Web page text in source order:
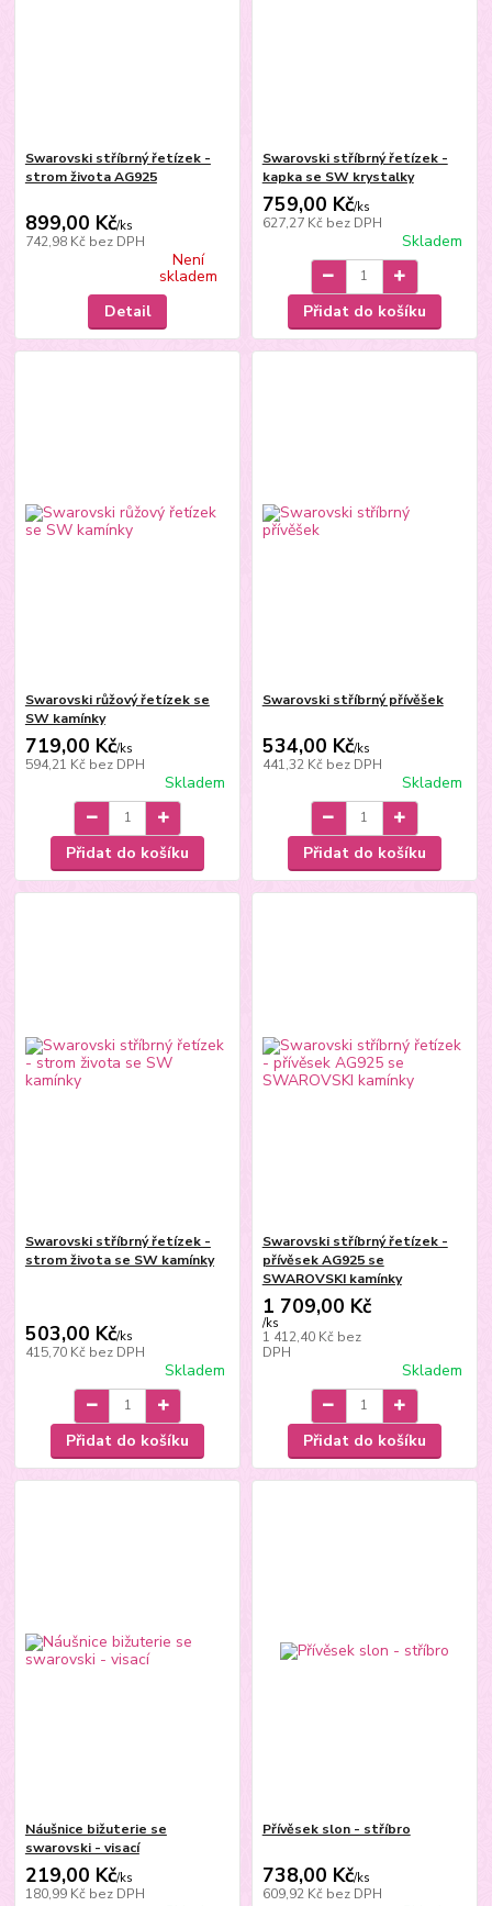
Swarovski stříbrný řetízek -
strom života AG925
899,00 Kč/ks
742,98 Kč bez DPH
Není
skladem
Detail
Swarovski stříbrný řetízek -
kapka se SW krystalky
759,00 Kč/ks
627,27 Kč bez DPH
Skladem
Přidat do košíku
Swarovski růžový řetízek se
SW kamínky
719,00 Kč/ks
594,21 Kč bez DPH
Skladem
Přidat do košíku
Swarovski stříbrný přívěšek
534,00 Kč/ks
441,32 Kč bez DPH
Skladem
Přidat do košíku
Swarovski stříbrný řetízek -
strom života se SW kamínky
503,00 Kč/ks
415,70 Kč bez DPH
Skladem
Přidat do košíku
Swarovski stříbrný řetízek -
přívěsek AG925 se
SWAROVSKI kamínky
1 709,00 Kč
/ks
1 412,40 Kč bez
DPH
Skladem
Přidat do košíku
Náušnice bižuterie se
swarovski - visací
219,00 Kč/ks
180,99 Kč bez DPH
Přívěsek slon - stříbro
738,00 Kč/ks
609,92 Kč bez DPH